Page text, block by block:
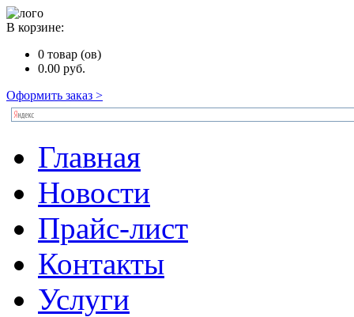
В корзине:
0 товар (ов)
0.00 руб.
Оформить заказ >
Главная
Новости
Прайс-лист
Контакты
Услуги